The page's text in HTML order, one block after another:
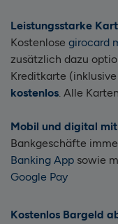
Leistungsstarke
Kostenlose girocard
zusätzlich dazu
Kreditkarte
kostenlos. Alle
Mobil und digital
Bankgeschäfte
Banking App sowie
Google Pay
Kostenlos Bargeld